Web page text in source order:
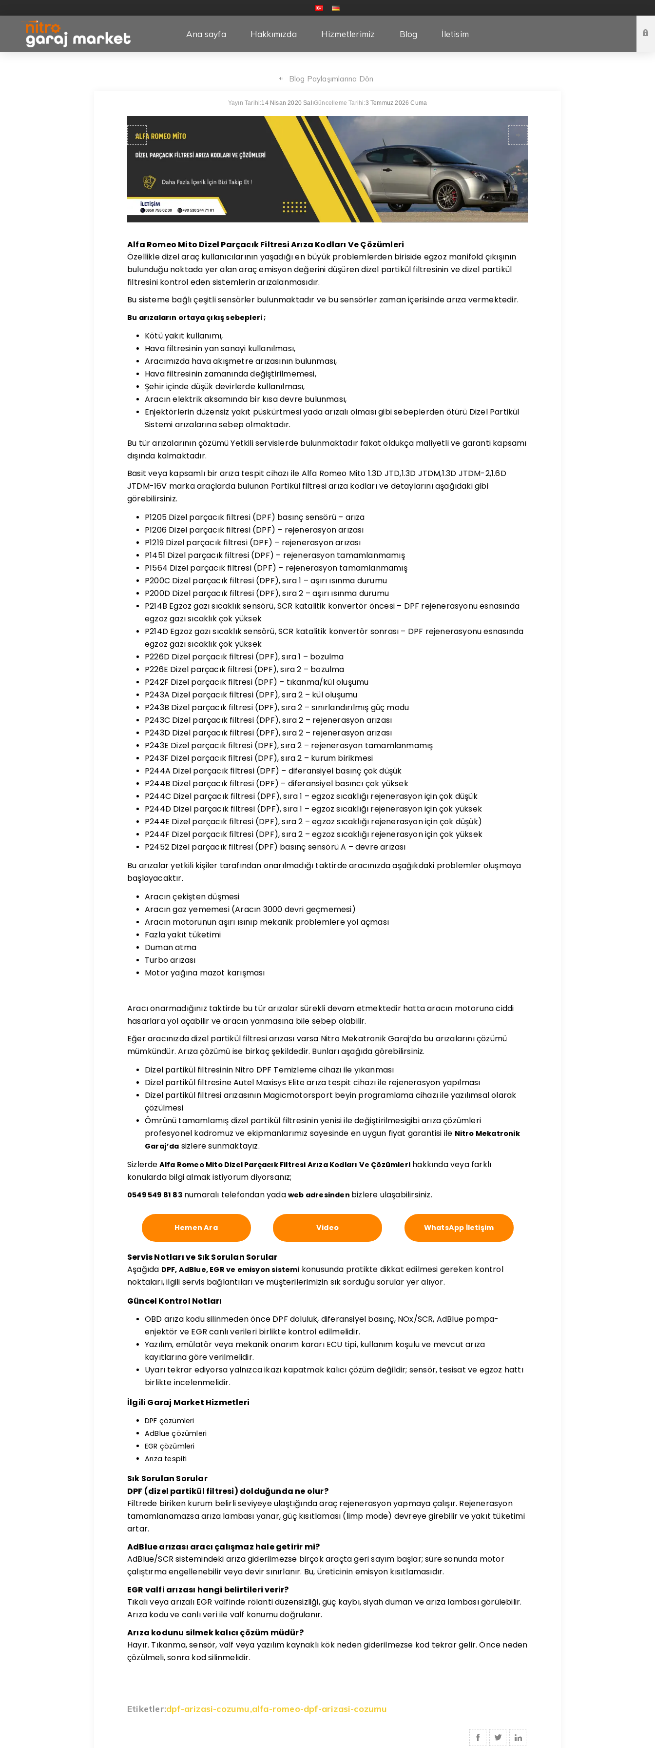
Ana sayfa Hakkımızda Hizmetlerimiz Blog İletisim
Blog Paylaşımlarına Dön
Yayın Tarihi:14 Nisan 2020 SalıGüncelleme Tarihi:3 Temmuz 2026 Cuma
Alfa Romeo Mito Dizel Parçacık Filtresi Arıza Kodları Ve Çözümleri
Özellikle dizel araç kullanıcılarının yaşadığı en büyük problemlerden biriside egzoz manifold çıkışının
bulunduğu noktada yer alan araç emisyon değerini düşüren dizel partikül filtresinin ve dizel partikül
filtresini kontrol eden sistemlerin arızalanmasıdır.
Bu sisteme bağlı çeşitli sensörler bulunmaktadır ve bu sensörler zaman içerisinde arıza vermektedir.
Bu arızaların ortaya çıkış sebepleri ;
Kötü yakıt kullanımı,
Hava filtresinin yan sanayi kullanılması,
Aracımızda hava akışmetre arızasının bulunması,
Hava filtresinin zamanında değiştirilmemesi,
Şehir içinde düşük devirlerde kullanılması,
Aracın elektrik aksamında bir kısa devre bulunması,
Enjektörlerin düzensiz yakıt püskürtmesi yada arızalı olması gibi sebeplerden ötürü Dizel Partikül
Sistemi arızalarına sebep olmaktadır.
Bu tür arızalarının çözümü Yetkili servislerde bulunmaktadır fakat oldukça maliyetli ve garanti kapsamı
dışında kalmaktadır.
Basit veya kapsamlı bir arıza tespit cihazı ile Alfa Romeo Mito 1.3D JTD,1.3D JTDM,1.3D JTDM-2,1.6D
JTDM-16V marka araçlarda bulunan Partikül filtresi arıza kodları ve detaylarını aşağıdaki gibi
görebilirsiniz.
P1205 Dizel parçacık filtresi (DPF) basınç sensörü – arıza
P1206 Dizel parçacık filtresi (DPF) – rejenerasyon arızası
P1219 Dizel parçacık filtresi (DPF) – rejenerasyon arızası
P1451 Dizel parçacık filtresi (DPF) – rejenerasyon tamamlanmamış
P1564 Dizel parçacık filtresi (DPF) – rejenerasyon tamamlanmamış
P200C Dizel parçacık filtresi (DPF), sıra 1 – aşırı ısınma durumu
P200D Dizel parçacık filtresi (DPF), sıra 2 – aşırı ısınma durumu
P214B Egzoz gazı sıcaklık sensörü, SCR katalitik konvertör öncesi – DPF rejenerasyonu esnasında
egzoz gazı sıcaklık çok yüksek
P214D Egzoz gazı sıcaklık sensörü, SCR katalitik konvertör sonrası – DPF rejenerasyonu esnasında
egzoz gazı sıcaklık çok yüksek
P226D Dizel parçacık filtresi (DPF), sıra 1 – bozulma
P226E Dizel parçacık filtresi (DPF), sıra 2 – bozulma
P242F Dizel parçacık filtresi (DPF) – tıkanma/kül oluşumu
P243A Dizel parçacık filtresi (DPF), sıra 2 – kül oluşumu
P243B Dizel parçacık filtresi (DPF), sıra 2 – sınırlandırılmış güç modu
P243C Dizel parçacık filtresi (DPF), sıra 2 – rejenerasyon arızası
P243D Dizel parçacık filtresi (DPF), sıra 2 – rejenerasyon arızası
P243E Dizel parçacık filtresi (DPF), sıra 2 – rejenerasyon tamamlanmamış
P243F Dizel parçacık filtresi (DPF), sıra 2 – kurum birikmesi
P244A Dizel parçacık filtresi (DPF) – diferansiyel basınç çok düşük
P244B Dizel parçacık filtresi (DPF) – diferansiyel basıncı çok yüksek
P244C Dizel parçacık filtresi (DPF), sıra 1 – egzoz sıcaklığı rejenerasyon için çok düşük
P244D Dizel parçacık filtresi (DPF), sıra 1 – egzoz sıcaklığı rejenerasyon için çok yüksek
P244E Dizel parçacık filtresi (DPF), sıra 2 – egzoz sıcaklığı rejenerasyon için çok düşük)
P244F Dizel parçacık filtresi (DPF), sıra 2 – egzoz sıcaklığı rejenerasyon için çok yüksek
P2452 Dizel parçacık filtresi (DPF) basınç sensörü A – devre arızası
Bu arızalar yetkili kişiler tarafından onarılmadığı taktirde aracınızda aşağıkdaki problemler oluşmaya
başlayacaktır.
Aracın çekişten düşmesi
Aracın gaz yememesi (Aracın 3000 devri geçmemesi)
Aracın motorunun aşırı ısınıp mekanik problemlere yol açması
Fazla yakıt tüketimi
Duman atma
Turbo arızası
Motor yağına mazot karışması
Aracı onarmadığınız taktirde bu tür arızalar sürekli devam etmektedir hatta aracın motoruna ciddi
hasarlara yol açabilir ve aracın yanmasına bile sebep olabilir.
Eğer aracınızda dizel partikül filtresi arızası varsa Nitro Mekatronik Garaj’da bu arızalarını çözümü
mümkündür. Arıza çözümü ise birkaç şekildedir. Bunları aşağıda görebilirsiniz.
Dizel partikül filtresinin Nitro DPF Temizleme cihazı ile yıkanması
Dizel partikül filtresine Autel Maxisys Elite arıza tespit cihazı ile rejenerasyon yapılması
Dizel partikül filtresi arızasının Magicmotorsport beyin programlama cihazı ile yazılımsal olarak
çözülmesi
Ömrünü tamamlamış dizel partikül filtresinin yenisi ile değiştirilmesigibi arıza çözümleri
profesyonel kadromuz ve ekipmanlarımız sayesinde en uygun fiyat garantisi ile Nitro Mekatronik
Garaj’da sizlere sunmaktayız.
Sizlerde Alfa Romeo Mito Dizel Parçacık Filtresi Arıza Kodları Ve Çözümleri hakkında veya farklı
konularda bilgi almak istiyorum diyorsanız;
0549 549 81 83numaralı telefondan yadaweb adresinden bizlere ulaşabilirsiniz.
Hemen Ara Video WhatsApp İletişim
Servis Notları ve Sık Sorulan Sorular
Aşağıda DPF, AdBlue, EGR ve emisyon sistemi konusunda pratikte dikkat edilmesi gereken kontrol
noktaları, ilgili servis bağlantıları ve müşterilerimizin sık sorduğu sorular yer alıyor.
Güncel Kontrol Notları
OBD arıza kodu silinmeden önce DPF doluluk, diferansiyel basınç, NOx/SCR, AdBlue pompa-
enjektör ve EGR canlı verileri birlikte kontrol edilmelidir.
Yazılım, emülatör veya mekanik onarım kararı ECU tipi, kullanım koşulu ve mevcut arıza
kayıtlarına göre verilmelidir.
Uyarı tekrar ediyorsa yalnızca ikazı kapatmak kalıcı çözüm değildir; sensör, tesisat ve egzoz hattı
birlikte incelenmelidir.
İlgili Garaj Market Hizmetleri
DPF çözümleri
AdBlue çözümleri
EGR çözümleri
Arıza tespiti
Sık Sorulan Sorular
DPF (dizel partikül filtresi) dolduğunda ne olur?
Filtrede biriken kurum belirli seviyeye ulaştığında araç rejenerasyon yapmaya çalışır. Rejenerasyon
tamamlanamazsa arıza lambası yanar, güç kısıtlaması (limp mode) devreye girebilir ve yakıt tüketimi
artar.
AdBlue arızası aracı çalışmaz hale getirir mi?
AdBlue/SCR sistemindeki arıza giderilmezse birçok araçta geri sayım başlar; süre sonunda motor
çalıştırma engellenebilir veya devir sınırlanır. Bu, üreticinin emisyon kısıtlamasıdır.
EGR valfi arızası hangi belirtileri verir?
Tıkalı veya arızalı EGR valfinde rölanti düzensizliği, güç kaybı, siyah duman ve arıza lambası görülebilir.
Arıza kodu ve canlı veri ile valf konumu doğrulanır.
Arıza kodunu silmek kalıcı çözüm müdür?
Hayır. Tıkanma, sensör, valf veya yazılım kaynaklı kök neden giderilmezse kod tekrar gelir. Önce neden
çözülmeli, sonra kod silinmelidir.
Etiketler:dpf-arizasi-cozumu,alfa-romeo-dpf-arizasi-cozumu